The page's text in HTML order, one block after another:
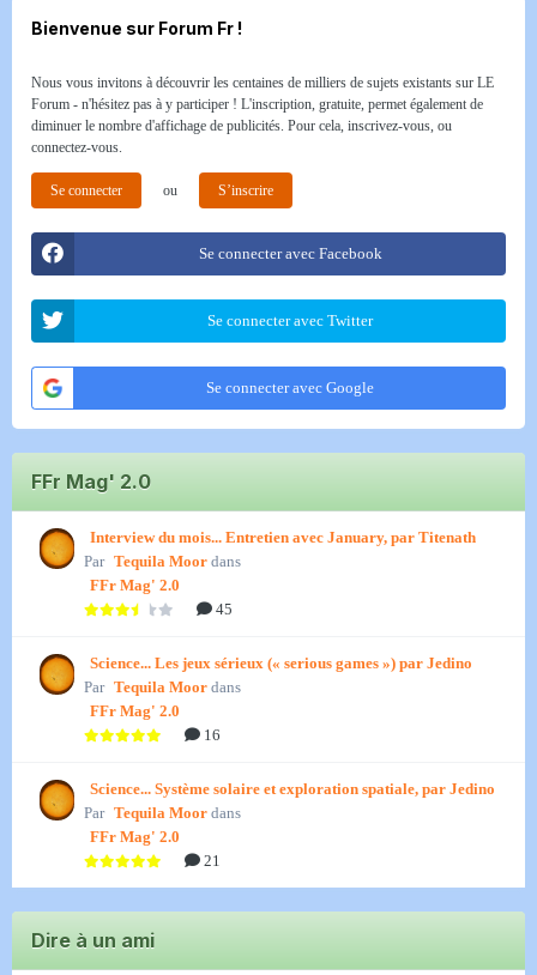
Bienvenue sur Forum Fr !
Nous vous invitons à découvrir les centaines de milliers de sujets existants sur LE
Forum - n'hésitez pas à y participer ! L'inscription, gratuite, permet également de
diminuer le nombre d'affichage de publicités. Pour cela, inscrivez-vous, ou
connectez-vous.
Se connecter ou S’inscrire
Se connecter avec Facebook
Se connecter avec Twitter
Se connecter avec Google
FFr Mag' 2.0
Interview du mois... Entretien avec January, par Titenath
Par Tequila Moor dans
FFr Mag' 2.0
45
Science... Les jeux sérieux (« serious games ») par Jedino
Par Tequila Moor dans
FFr Mag' 2.0
16
Science... Système solaire et exploration spatiale, par Jedino
Par Tequila Moor dans
FFr Mag' 2.0
21
Dire à un ami